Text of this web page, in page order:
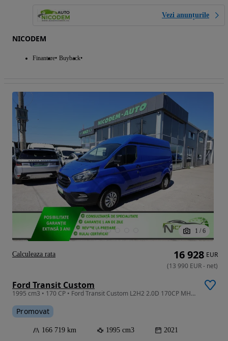
Vezi anunțurile
NICODEM
Finantare Buyback
1 / 6
Ford Transit Custom
1995 cm3 • 170 CP • Ford Transit Custom L2H2 2.0D 170CP MHEV
Promovat
166 719 km 1995 cm3 2021
16 928 EUR
(13 990 EUR- net)
Calculeaza rata